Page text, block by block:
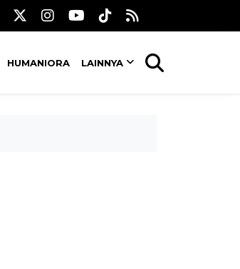
HUMANIORA LAINNYA